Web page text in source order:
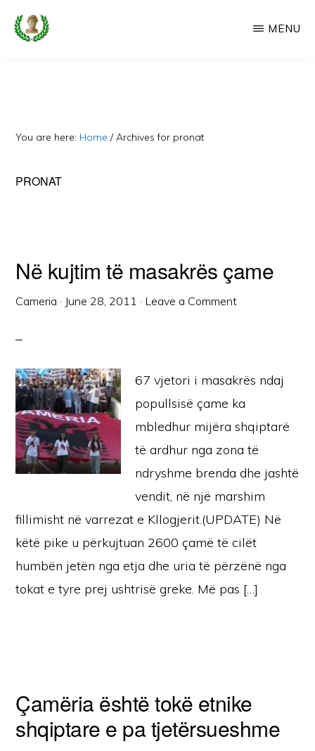
Skip
Faqe
Dedikuar
MENU
You are here: Home / Archives for pronat
PRONAT
Në kujtim të masakrës çame
Cameria · June 28, 2011 · Leave a Comment
67 vjetori i masakrës ndaj
popullsisë çame ka
mbledhur mijëra shqiptarë
të ardhur nga zona të
ndryshme brenda dhe jashtë
vendit, në një marshim
fillimisht në varrezat e Kllogjerit.(UPDATE) Në
këtë pike u përkujtuan 2600 çamë të cilët
humbën jetën nga etja dhe uria të përzënë nga
tokat e tyre prej ushtrisë greke. Më pas […]
Çamëria është tokë etnike
shqiptare e pa tjetërsueshme